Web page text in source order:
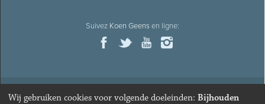
Suivez Koen Geensen ligne:
Wij gebruiken cookies voor volgende doeleinden: Bijhouden